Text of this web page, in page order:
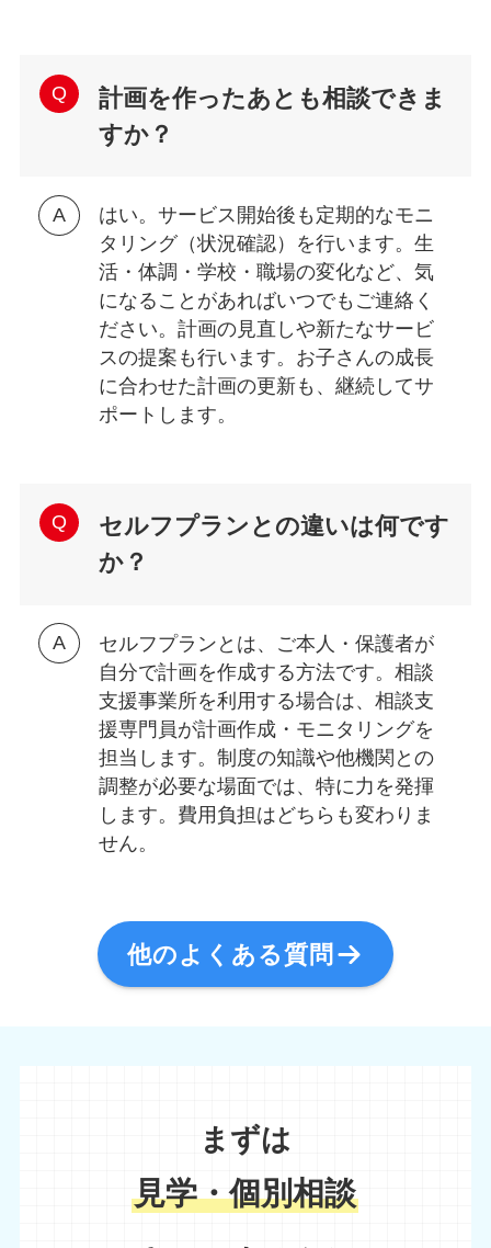
計画を作ったあとも相談できま
すか？
はい。サービス開始後も定期的なモニ
タリング（状況確認）を行います。生
活・体調・学校・職場の変化など、気
になることがあればいつでもご連絡く
ださい。計画の見直しや新たなサービ
スの提案も行います。お子さんの成長
に合わせた計画の更新も、継続してサ
ポートします。
セルフプランとの違いは何です
か？
セルフプランとは、ご本人・保護者が
自分で計画を作成する方法です。相談
支援事業所を利用する場合は、相談支
援専門員が計画作成・モニタリングを
担当します。制度の知識や他機関との
調整が必要な場面では、特に力を発揮
します。費用負担はどちらも変わりま
せん。
他のよくある質問
まずは
見学・個別相談